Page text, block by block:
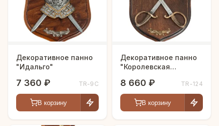
Декоративное панно
"Идальго"
7 360 ₽ TR-9C
В корзину
Декоративное панно
"Королевская
8 660 ₽ TR-124
В корзину